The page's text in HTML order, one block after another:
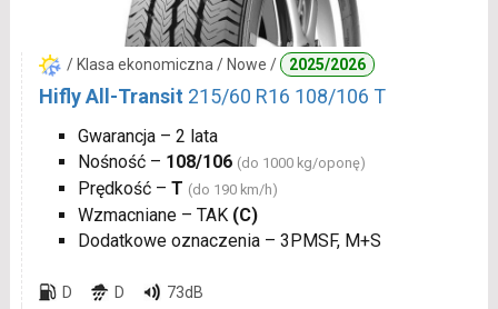
/ Klasa ekonomiczna / Nowe / 2025/2026
Hifly All-Transit 215/60 R16 108/106 T
Gwarancja – 2 lata
Nośność – 108/106 (do 1000 kg/oponę)
Prędkość – T (do 190 km/h)
Wzmacniane – TAK (C)
Dodatkowe oznaczenia – 3PMSF, M+S
D D 73dB